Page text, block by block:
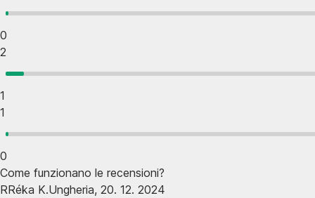
0
2
1
1
0
Come funzionano le recensioni?
RRéka K.Ungheria, 20. 12. 2024